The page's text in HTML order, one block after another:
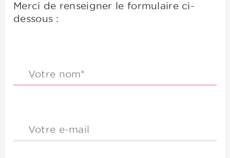
Merci de renseigner le formulaire ci-
dessous :
Votre nom*
Votre e-mail